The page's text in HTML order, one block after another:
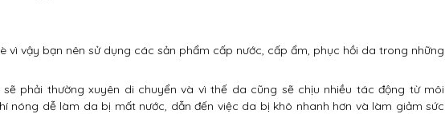
vì vậy bạn nên sử dụng các sản phẩm cấp nước, cấp ẩm, phục hồi da trong những
phải thường xuyên di chuyển và vì thế da cũng sẽ chịu nhiều tác động từ môi
nóng dễ làm da bị mất nước, dẫn đến việc da bị khô nhanh hơn và làm giảm sức